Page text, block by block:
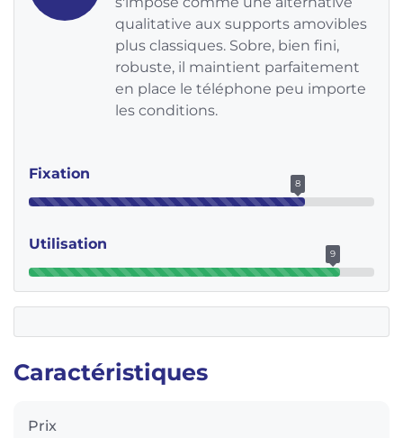
qualitative aux supports amovibles
plus classiques. Sobre, bien fini,
robuste, il maintient parfaitement
en place le téléphone peu importe
les conditions.
Fixation
8
Utilisation
9
Caractéristiques
Prix